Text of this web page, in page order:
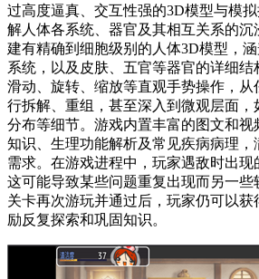
过高度逼真、交互性强的3D模型与模
解人体各系统、器官及其相互关系的沉
建有精确到细胞级别的人体3D模型，
系统，以及皮肤、五官等器官的详细
滑动、旋转、缩放等直观手势操作，
行拆解、重组，甚至深入到微观层面，
分布等细节。游戏内置丰富的图文和视
知识、生理功能解析及常见疾病病理，
需求。在游戏进程中，玩家遇敌时出现
这可能导致某些问题重复出现而另一些
关卡再次游玩并通过后，玩家仍可以
励反复探索和巩固知识。